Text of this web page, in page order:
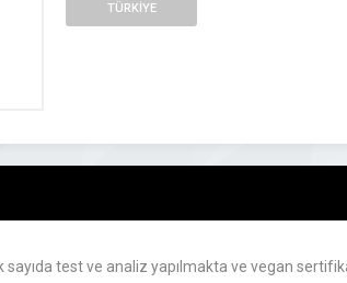
TÜRKİYE
sayıda test ve analiz yapılmakta ve vegan